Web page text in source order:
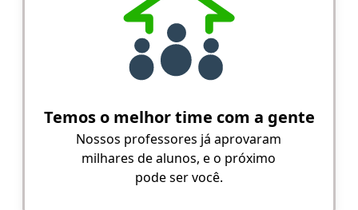
Temos o melhor time com a gente
Nossos professores já aprovaram
milhares de alunos, e o próximo
pode ser você.